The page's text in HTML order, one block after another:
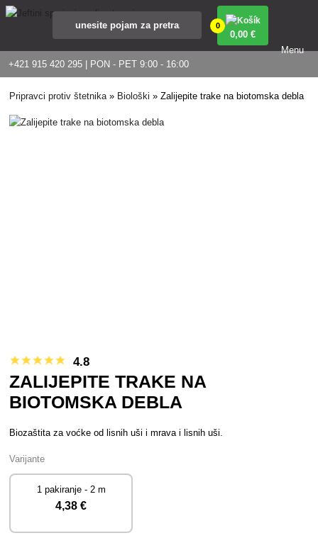
+421 915 420 295 | PON - PET 9:00 - 16:00
0
0,00 €
Menu
Pripravci protiv štetnika» Biološki »Zalijepite trake na biotomska debla
4.8
ZALIJEPITE TRAKE NA
BIOTOMSKA DEBLA
Biozaštita za voćke od lisnih uši i mrava i lisnih uši.
Varijante
1 pakiranje - 2 m
4,38 €